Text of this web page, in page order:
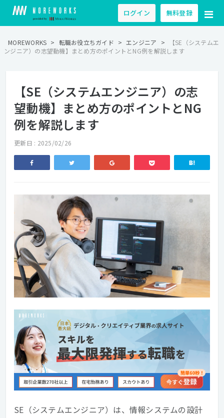
ログイン 無料登録
MOREWORKS > 転職お役立ちガイド > エンジニア >
【SE（システムエ
ンジニア）の志望動機】まとめ方のポイントとNG例を解説します
【SE（システムエンジニア）の志
望動機】まとめ方のポイントとNG
例を解説します
更新日 : 2025/02/26
SE（システムエンジニア）は、情報システムの設計